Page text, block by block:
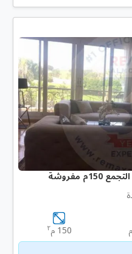
مفروشة
150 م ٢